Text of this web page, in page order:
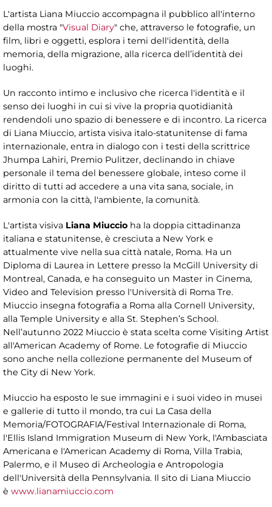
L'artista Liana Miuccio accompagna il pubblico all'interno
della mostra "Visual Diary" che, attraverso le fotografie, un
film, libri e oggetti, esplora i temi dell'identità, della
memoria, della migrazione, alla ricerca dell’identità dei
luoghi.
Un racconto intimo e inclusivo che ricerca l'identità e il
senso dei luoghi in cui si vive la propria quotidianità
rendendoli uno spazio di benessere e di incontro. La ricerca
di Liana Miuccio, artista visiva italo-statunitense di fama
internazionale, entra in dialogo con i testi della scrittrice
Jhumpa Lahiri, Premio Pulitzer, declinando in chiave
personale il tema del benessere globale, inteso come il
diritto di tutti ad accedere a una vita sana, sociale, in
armonia con la città, l'ambiente, la comunità.
L'artista visiva Liana Miuccio ha la doppia cittadinanza
italiana e statunitense, è cresciuta a New York e
attualmente vive nella sua città natale, Roma. Ha un
Diploma di Laurea in Lettere presso la McGill University di
Montreal, Canada, e ha conseguito un Master in Cinema,
Video and Television presso l'Università di Roma Tre.
Miuccio insegna fotografia a Roma alla Cornell University,
alla Temple University e alla St. Stephen’s School.
Nell’autunno 2022 Miuccio è stata scelta come Visiting Artist
all'American Academy of Rome. Le fotografie di Miuccio
sono anche nella collezione permanente del Museum of
the City di New York.
Miuccio ha esposto le sue immagini e i suoi video in musei
e gallerie di tutto il mondo, tra cui La Casa della
Memoria/FOTOGRAFIA/Festival Internazionale di Roma,
l'Ellis Island Immigration Museum di New York, l'Ambasciata
Americana e l'American Academy di Roma, Villa Trabia,
Palermo, e il Museo di Archeologia e Antropologia
dell'Università della Pennsylvania. Il sito di Liana Miuccio
è www.lianamiuccio.com